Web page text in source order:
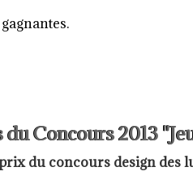
Concours 2013
du concours design des